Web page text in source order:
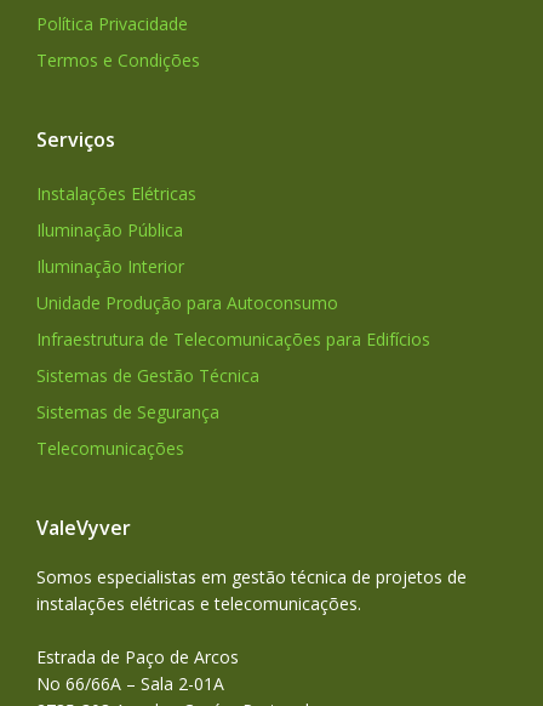
Política Privacidade
Termos e Condições
Serviços
Instalações Elétricas
Iluminação Pública
Iluminação Interior
Unidade Produção para Autoconsumo
Infraestrutura de Telecomunicações para Edifícios
Sistemas de Gestão Técnica
Sistemas de Segurança
Telecomunicações
ValeVyver
Somos especialistas em gestão técnica de projetos de
instalações elétricas e telecomunicações.
Estrada de Paço de Arcos
No 66/66A – Sala 2-01A